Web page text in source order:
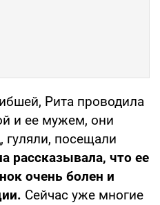
Рита проводила
и ее мужем, они
гуляли, посещали
рассказывала, что ее
очень болен и
Сейчас уже многие